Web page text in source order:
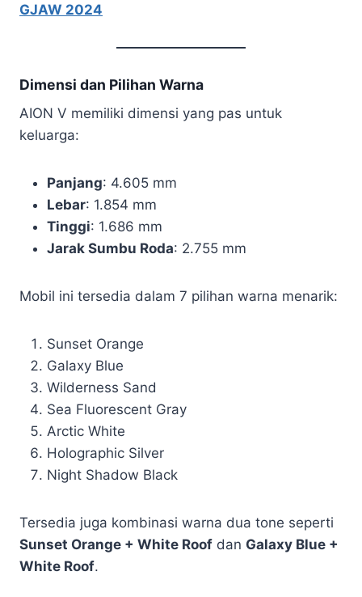
GJAW 2024
Dimensi dan Pilihan Warna
AION V memiliki dimensi yang pas untuk
keluarga:
Panjang: 4.605 mm
Lebar: 1.854 mm
Tinggi: 1.686 mm
Jarak Sumbu Roda: 2.755 mm
Mobil ini tersedia dalam 7 pilihan warna menarik:
Sunset Orange
Galaxy Blue
Wilderness Sand
Sea Fluorescent Gray
Arctic White
Holographic Silver
Night Shadow Black
Tersedia juga kombinasi warna dua tone seperti
Sunset Orange + White Roof dan Galaxy Blue +
White Roof.